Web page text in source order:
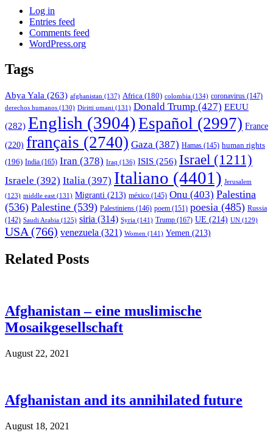
Log in
Entries feed
Comments feed
WordPress.org
Tags
Abya Yala (263) afghanistan (137) Africa (180) colombia (134) coronavirus (147)
derechos humanos (130) Diritti umani (131) Donald Trump (427) EEUU
(282) English (3904)Español (2997) France
(220) français (2740) Gaza (387) Hamas (145) human rights
(196) India (165) Iran (378) Iraq (136) ISIS (256) Israel (1211)
Israele (392) Italia (397) Italiano (4401) Jerusalem
(123) middle east (131) Migranti (213) méxico (145) Onu (403) Palestina
(536) Palestine (539) Palestiniens (146) poem (151) poesia (485) Russia
(142) Saudi Arabia (125) siria (314) Syria (141) Trump (167) UE (214) UN (129)
USA (766) venezuela (321) Women (141) Yemen (213)
Related Posts
Afghanistan – eine muslimische
Mosaikgesellschaft
August 22, 2021
Afghanistan and its annihilated future
August 18, 2021